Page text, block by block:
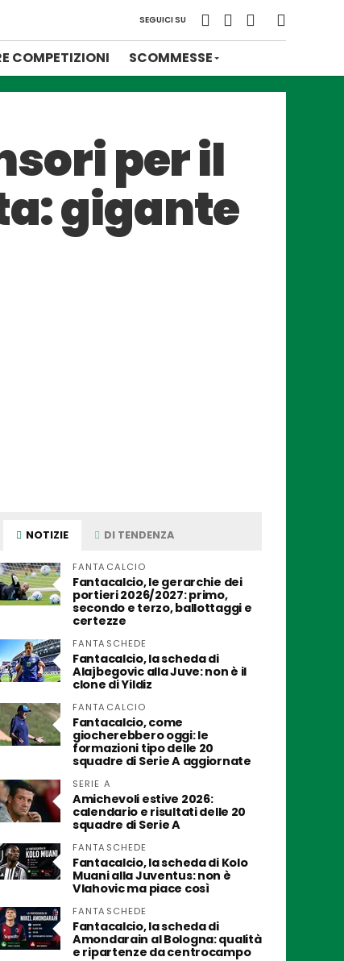
SEGUICI SU
COMPETIZIONI SCOMMESSE
per il
gigante
NOTIZIE DI TENDENZA
FANTACALCIO
Fantacalcio, le gerarchie dei
portieri 2026/2027: primo,
secondo e terzo, ballottaggi e
certezze
FANTASCHEDE
Fantacalcio, la scheda di
Alajbegovic alla Juve: non è il
clone di Yildiz
FANTACALCIO
Fantacalcio, come
giocherebbero oggi: le
formazioni tipo delle 20
squadre di Serie A aggiornate
SERIE A
Amichevoli estive 2026:
calendario e risultati delle 20
squadre di Serie A
FANTASCHEDE
Fantacalcio, la scheda di Kolo
Muani alla Juventus: non è
Vlahovic ma piace così
FANTASCHEDE
Fantacalcio, la scheda di
Amondarain al Bologna: qualità
e ripartenze da centrocampo